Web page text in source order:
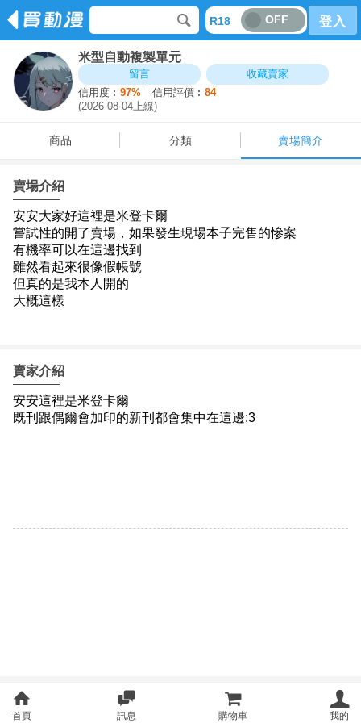
R18 OFF 登入
米型自動複製單元
留言
收藏賣家
信用度︰97% 信用評價︰84
(2026-08-04上線)
商品 分類 賣場簡介
賣場介紹
賣家介紹
商品 分類
首頁 訊息 購物車 我的